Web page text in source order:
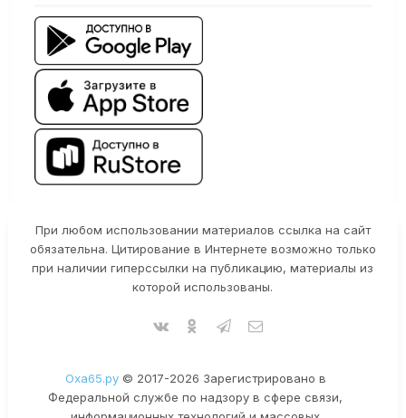
При любом использовании материалов ссылка на сайт
обязательна. Цитирование в Интернете возможно только
при наличии гиперссылки на публикацию, материалы из
которой использованы.
Оха65.ру© 2017-2026 Зарегистрировано в
Федеральной службе по надзору в сфере связи,